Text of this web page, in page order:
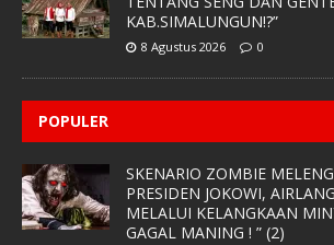
KAB.SIMALUNGUN!?”
8 Agustus 2026 0
POPULER
SKENARIO ZOMBIE
PRESIDEN JOKOWI,
MELALUI KELANGKAAN
GAGAL MANING ! ” (2)